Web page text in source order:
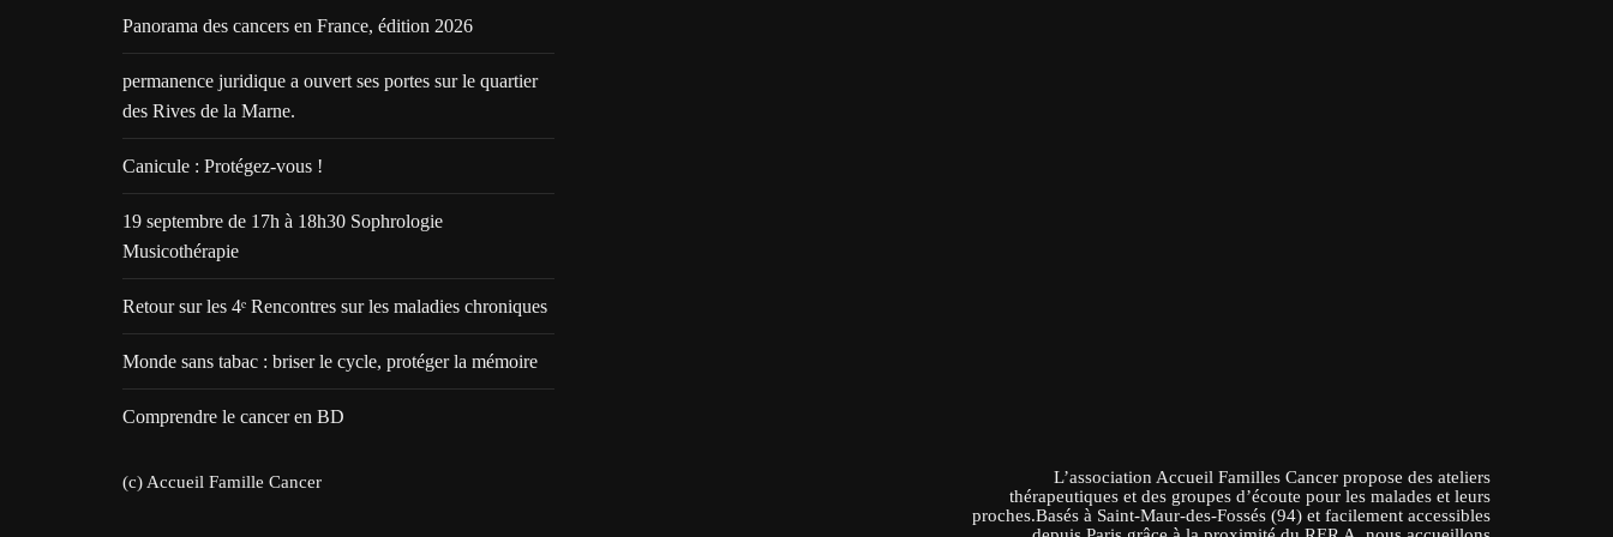
Panorama des cancers en France, édition 2026
permanence juridique a ouvert ses portes sur le quartier
des Rives de la Marne.
Canicule : Protégez-vous !
19 septembre de 17h à 18h30 Sophrologie
Musicothérapie
Retour sur les 4ᵉ Rencontres sur les maladies chroniques
Monde sans tabac : briser le cycle, protéger la mémoire
Comprendre le cancer en BD
(c) Accueil Famille Cancer
L’association Accueil Familles Cancer propose des ateliers
thérapeutiques et des groupes d’écoute pour les malades et leurs
proches.Basés à Saint-Maur-des-Fossés (94) et facilement accessibles